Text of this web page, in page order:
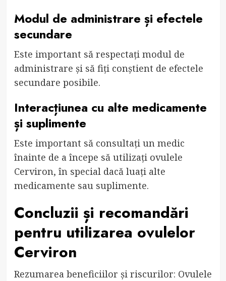
Modul de administrare și efectele
secundare
Este important să respectați modul de
administrare și să fiți conștient de efectele
secundare posibile.
Interacțiunea cu alte medicamente
și suplimente
Este important să consultați un medic
înainte de a începe să utilizați ovulele
Cerviron, în special dacă luați alte
medicamente sau suplimente.
Concluzii și recomandări
pentru utilizarea ovulelor
Cerviron
Rezumarea beneficiilor și riscurilor: Ovulele